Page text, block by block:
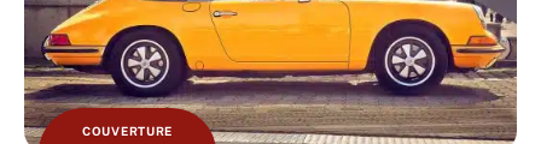
COUVERTURE